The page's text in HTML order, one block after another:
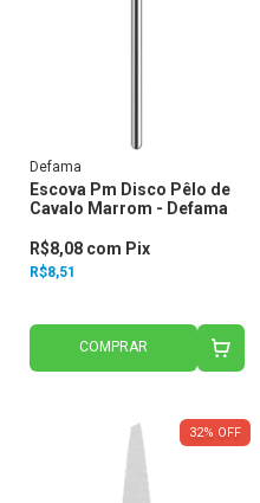
Defama
Escova Pm Disco Pêlo de
Cavalo Marrom - Defama
R$8,51
R$8,08 com Pix
COMPRAR
32% OFF